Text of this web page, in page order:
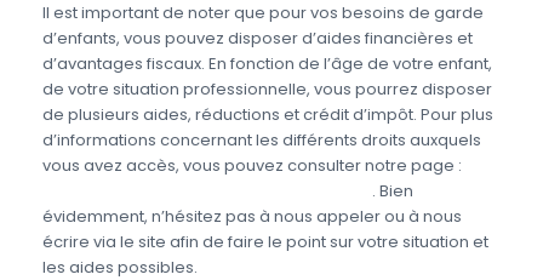
Il est important de noter que pour vos besoins de garde
d’enfants, vous pouvez disposer d’aides financières et
d’avantages fiscaux. En fonction de l’âge de votre enfant,
de votre situation professionnelle, vous pourrez disposer
de plusieurs aides, réductions et crédit d’impôt. Pour plus
d’informations concernant les différents droits auxquels
vous avez accès, vous pouvez consulter notre page :
. Bien
évidemment, n’hésitez pas à nous appeler ou à nous
écrire via le site afin de faire le point sur votre situation et
les aides possibles.